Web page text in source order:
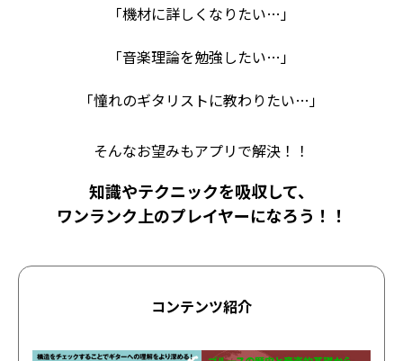
「機材に詳しくなりたい…」
「音楽理論を勉強したい…」
「憧れのギタリストに教わりたい…」
そんなお望みもアプリで解決！！
知識やテクニックを吸収して、
ワンランク上のプレイヤーになろう！！
コンテンツ紹介